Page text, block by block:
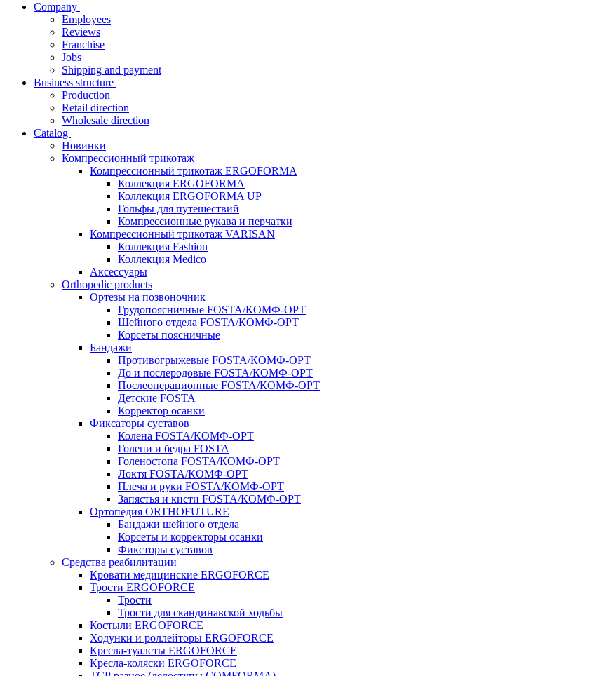
Company
Employees
Reviews
Franchise
Jobs
Shipping and payment
Business structure
Production
Retail direction
Wholesale direction
Catalog
Новинки
Компрессионный трикотаж
Компрессионный трикотаж ERGOFORMA
Коллекция ERGOFORMA
Коллекция ERGOFORMA UP
Гольфы для путешествий
Компрессионные рукава и перчатки
Компрессионный трикотаж VARISAN
Коллекция Fashion
Коллекция Medico
Аксессуары
Orthopedic products
Ортезы на позвоночник
Грудопоясничные FOSTA/КОМФ-ОРТ
Шейного отдела FOSTA/КОМФ-ОРТ
Корсеты поясничные
Бандажи
Противогрыжевые FOSTA/КОМФ-ОРТ
До и послеродовые FOSTA/КОМФ-ОРТ
Послеоперационные FOSTA/КОМФ-ОРТ
Детские FOSTA
Корректор осанки
Фиксаторы суставов
Колена FOSTA/КОМФ-ОРТ
Голени и бедра FOSTA
Голеностопа FOSTA/КОМФ-ОРТ
Локтя FOSTA/КОМФ-ОРТ
Плеча и руки FOSTA/КОМФ-ОРТ
Запястья и кисти FOSTA/КОМФ-ОРТ
Ортопедия ORTHOFUTURE
Бандажи шейного отдела
Корсеты и корректоры осанки
Фиксторы суставов
Средства реабилитации
Кровати медицинские ERGOFORCE
Трости ERGOFORCE
Трости
Трости для скандинавской ходьбы
Костыли ERGOFORCE
Ходунки и роллейторы ERGOFORCE
Кресла-туалеты ERGOFORCE
Кресла-коляски ERGOFORCE